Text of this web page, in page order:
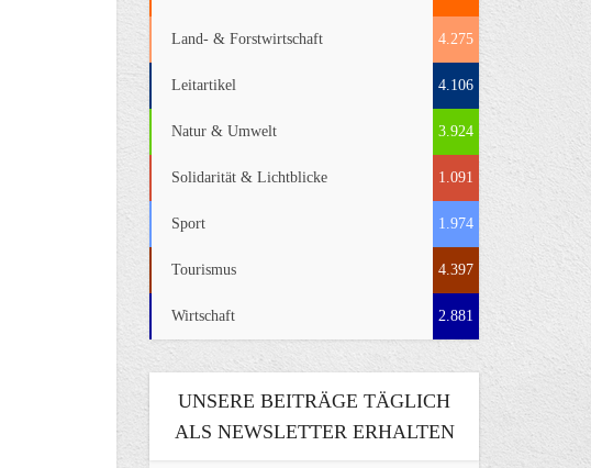
Land- & Forstwirtschaft 4.275
Leitartikel 4.106
Natur & Umwelt 3.924
Solidarität & Lichtblicke 1.091
Sport 1.974
Tourismus 4.397
Wirtschaft 2.881
UNSERE BEITRÄGE TÄGLICH
ALS NEWSLETTER ERHALTEN